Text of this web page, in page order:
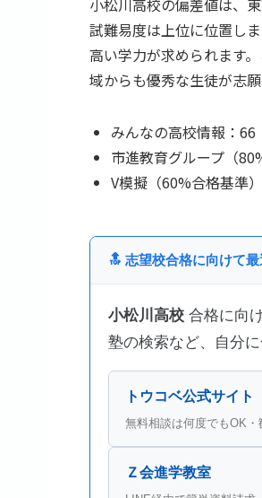
小松川高校の偏差値は、
試難易度は上位に位置し
高い学力が求められます
域からも優秀な生徒が志
みんなの高校情報：66
市進教育グループ（
V模擬（60%合格基準
🔝 志望校合格に向けて
小松川高校 合格に向
塾の検索など、自分
トウコベ公式サイト
無料相談は何度でもOK・
Ｚ会進学教室